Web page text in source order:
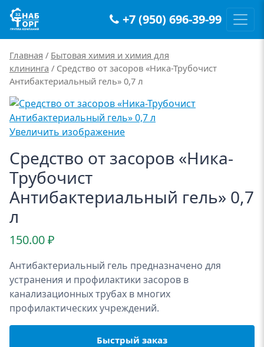
Main Navigation +7 (950) 696-39-99
Главная / Бытовая химия и химия для
клининга / Средство от засоров «Ника-Трубочист
Антибактериальный гель» 0,7 л
Увеличить изображение
Средство от засоров «Ника-
Трубочист
Антибактериальный гель» 0,7
л
150.00₽
Антибактериальный гель предназначено для
устранения и профилактики засоров в
канализационных трубах в многих
профилактических учреждений.
Быстрый заказ